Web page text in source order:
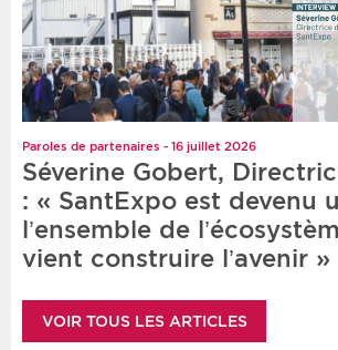
Paroles de partenaires - 16 juillet 2026
Séverine Gobert,
: « SantExpo est devenu
l’ensemble de
vient construire l’avenir »
VOIR TOUS LES ARTICLES